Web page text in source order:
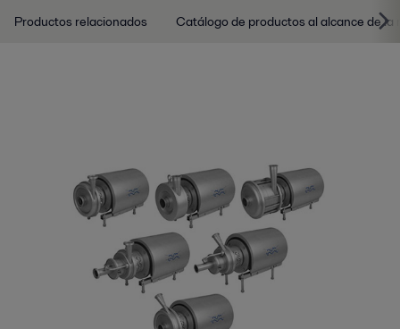
Productos relacionados Catálogo de productos al alcance de la